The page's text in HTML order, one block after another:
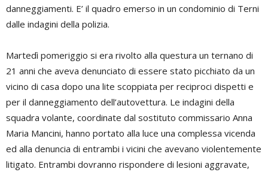
danneggiamenti. E’ il quadro emerso in un condominio di Terni
dalle indagini della polizia.
Martedì pomeriggio si era rivolto alla questura un ternano di
21 anni che aveva denunciato di essere stato picchiato da un
vicino di casa dopo una lite scoppiata per reciproci dispetti e
per il danneggiamento dell’autovettura. Le indagini della
squadra volante, coordinate dal sostituto commissario Anna
Maria Mancini, hanno portato alla luce una complessa vicenda
ed alla denuncia di entrambi i vicini che avevano violentemente
litigato. Entrambi dovranno rispondere di lesioni aggravate,